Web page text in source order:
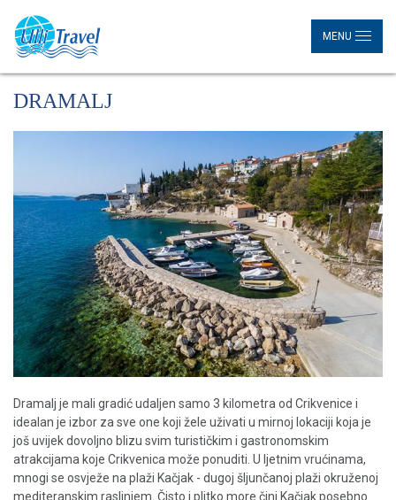
MENU
DRAMALJ
Dramalj je mali gradić udaljen samo 3 kilometra od Crikvenice i
idealan je izbor za sve one koji žele uživati ​​u mirnoj lokaciji koja je
još uvijek dovoljno blizu svim turističkim i gastronomskim
atrakcijama koje Crikvenica može ponuditi. U ljetnim vrućinama,
mnogi se osvježe na plaži Kačjak - dugoj šljunčanoj plaži okruženoj
mediteranskim raslinjem. Čisto i plitko more čini Kačjak posebno